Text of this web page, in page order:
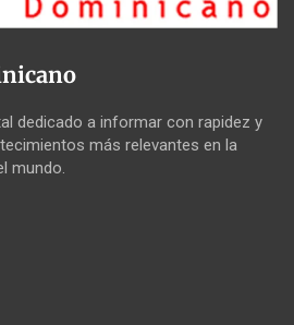
dedicado a informar con rapidez y
más relevantes en la
mundo.